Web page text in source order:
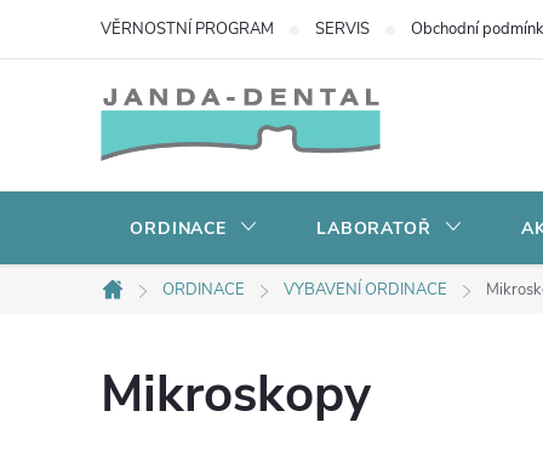
VĚRNOSTNÍ PROGRAM SERVIS Obchodní
ORDINACE LABORATOŘ
Domů
ORDINACE VYBAVENÍ ORDINACE
Mikroskopy